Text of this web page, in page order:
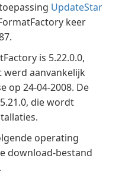
UpdateStar
keer
is 5.22.0.0,
werd aanvankelijk
op 24-04-2008. De
die wordt
operating
download-bestand